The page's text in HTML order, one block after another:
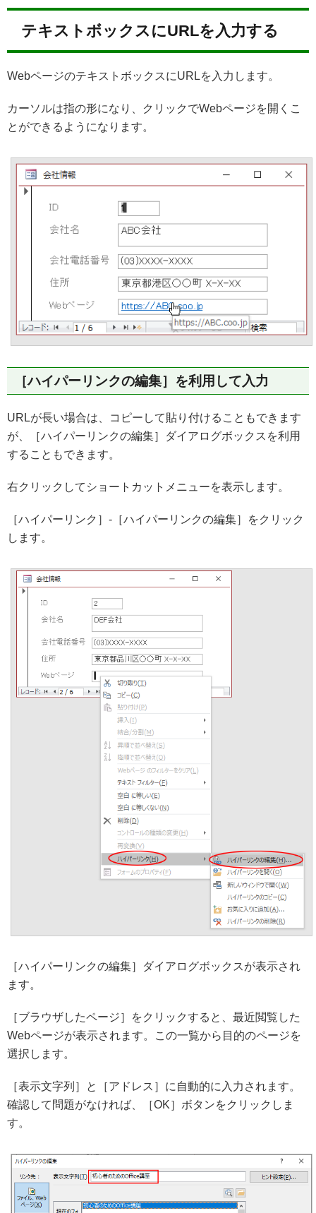
テキストボックスにURLを入力する
WebページのテキストボックスにURLを入力します。
カーソルは指の形になり、クリックでWebページを開くこ
とができるようになります。
［ハイパーリンクの編集］を利用して入力
URLが長い場合は、コピーして貼り付けることもできます
が、［ハイパーリンクの編集］ダイアログボックスを利用
することもできます。
右クリックしてショートカットメニューを表示します。
［ハイパーリンク］-［ハイパーリンクの編集］をクリック
します。
［ハイパーリンクの編集］ダイアログボックスが表示され
ます。
［ブラウザしたページ］をクリックすると、最近閲覧した
Webページが表示されます。この一覧から目的のページを
選択します。
［表示文字列］と［アドレス］に自動的に入力されます。
確認して問題がなければ、［OK］ボタンをクリックしま
す。